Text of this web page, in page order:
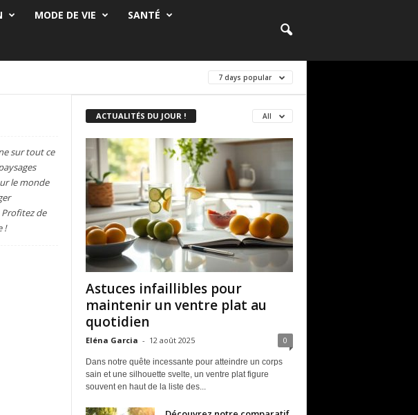
MODE DE VIE SANTÉ
7 days popular
sur tout ce
le monde
de
!
ACTUALITÉS DU JOUR ! All
Astuces infaillibles pour
maintenir un ventre plat au
quotidien
Eléna Garcia - 12 août 2025 0
Dans notre quête incessante pour atteindre un corps
sain et une silhouette svelte, un ventre plat figure
souvent en haut de la liste des...